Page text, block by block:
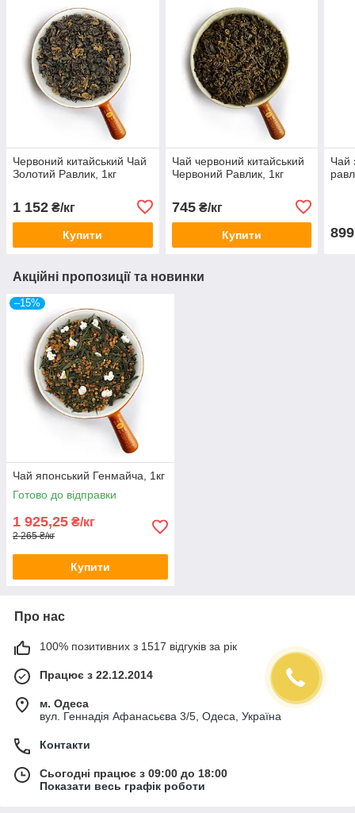
Червоний китайський Чай
Золотий Равлик, 1кг
1 152 ₴/кг
Купити
Чай червоний китайський
Червоний Равлик, 1кг
745₴/кг
Купити
Чай
899
Акційні пропозиції та новинки
–15%
Чай японський Генмайча, 1кг
Готово до відправки
1 925,25 ₴/кг
2 265 ₴/кг
Купити
Про нас
100% позитивних з 1517 відгуків за рік
Працює з 22.12.2014
м. Одеса
вул. Геннадія Афанасьєва 3/5, Одеса, Україна
Контакти
Сьогодні працює з 09:00 до 18:00
Показати весь графік роботи